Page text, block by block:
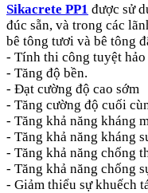
Sikacrete PP1 được sử
đúc sẵn, và trong các
bê tông tươi và bê tông
- Tính thi công tuyệt hảo
- Tăng độ bền.
- Đạt cường độ cao sớm
- Tăng cường độ cuối
- Tăng khả năng kháng
- Tăng khả năng kháng
- Tăng khả năng chống
- Tăng khả năng chống
- Giảm thiểu sự khuếch